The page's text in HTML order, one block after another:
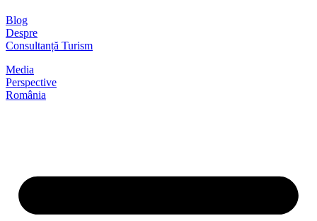
Blog
Despre
Consultanță Turism
Media
Perspective
România